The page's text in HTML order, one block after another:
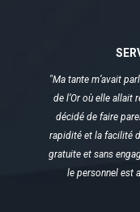
"Ma tante m’avait
de l’Or où elle allait
décidé de faire
rapidité et la facilité
gratuite et sans
le personnel est